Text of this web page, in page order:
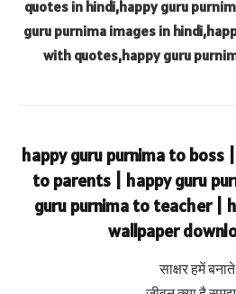
quotes in hindi,happy guru
guru purnima images in
with quotes,happy guru
happy guru purnima to boss
to parents | happy guru
guru purnima to teacher |
wallpaper
साक्षर हमें